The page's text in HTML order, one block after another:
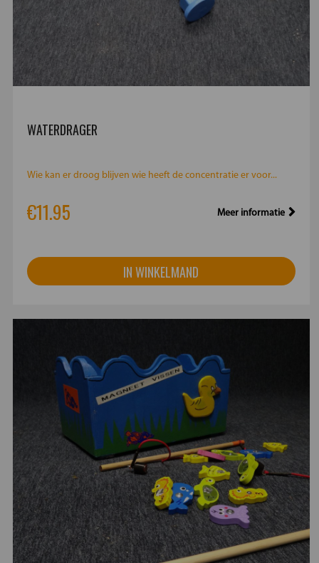
WATERDRAGER
Wie kan er droog blijven wie heeft de concentratie er voor...
€11.95 Meer informatie
IN WINKELMAND